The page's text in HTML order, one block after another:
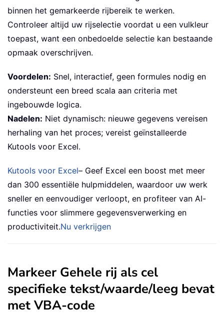
binnen het gemarkeerde rijbereik te werken.
Controleer altijd uw rijselectie voordat u een vulkleur
toepast, want een onbedoelde selectie kan bestaande
opmaak overschrijven.
Voordelen: Snel, interactief, geen formules nodig en
ondersteunt een breed scala aan criteria met
ingebouwde logica.
Nadelen: Niet dynamisch: nieuwe gegevens vereisen
herhaling van het proces; vereist geïnstalleerde
Kutools voor Excel.
Kutools voor Excel– Geef Excel een boost met meer
dan 300 essentiële hulpmiddelen, waardoor uw werk
sneller en eenvoudiger verloopt, en profiteer van AI-
functies voor slimmere gegevensverwerking en
productiviteit.Nu verkrijgen
Markeer Gehele rij als cel
specifieke tekst/waarde/leeg bevat
met VBA-code